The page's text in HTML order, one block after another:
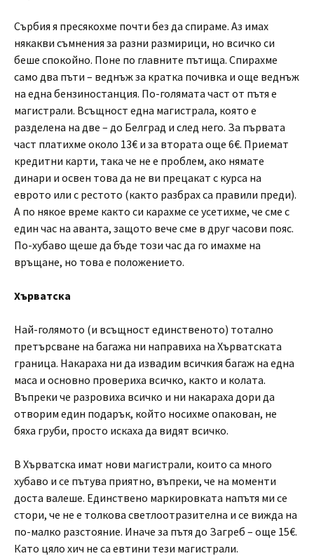
Сърбия я пресякохме почти без да спираме. Аз имах
някакви съмнения за разни размирици, но всичко си
беше спокойно. Поне по главните пътища. Спирахме
само два пъти – веднъж за кратка почивка и още веднъж
на една бензиностанция. По-голямата част от пътя е
магистрали. Всъщност една магистрала, която е
разделена на две – до Белград и след него. За първата
част платихме около 13€ и за втората още 6€. Приемат
кредитни карти, така че не е проблем, ако нямате
динари и освен това да не ви прецакат с курса на
еврото или с рестото (както разбрах са правили преди).
А по някое време както си карахме се усетихме, че сме с
един час на аванта, защото вече сме в друг часови пояс.
По-хубаво щеше да бъде този час да го имахме на
връщане, но това е положението.
Хърватска
Най-голямото (и всъщност единственото) тотално
претърсване на багажа ни направиха на Хърватската
граница. Накараха ни да извадим всичкия багаж на една
маса и основно провериха всичко, както и колата.
Въпреки че разровиха всичко и ни накараха дори да
отворим един подарък, който носихме опакован, не
бяха груби, просто искаха да видят всичко.
В Хърватска имат нови магистрали, които са много
хубаво и се пътува приятно, въпреки, че на моменти
доста валеше. Единствено маркировката напътя ми се
стори, че не е толкова светлоотразителна и се вижда на
по-малко разстояние. Иначе за пътя до Загреб – още 15€.
Като цяло хич не са евтини тези магистрали.